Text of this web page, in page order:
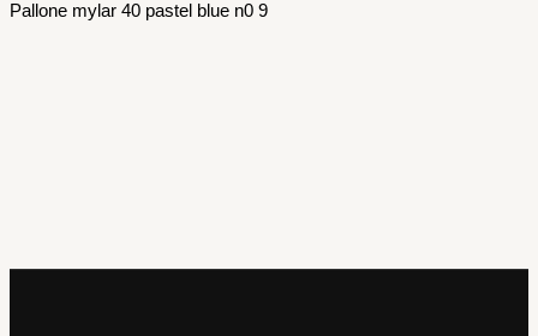
Pallone mylar 40 pastel blue n0 9